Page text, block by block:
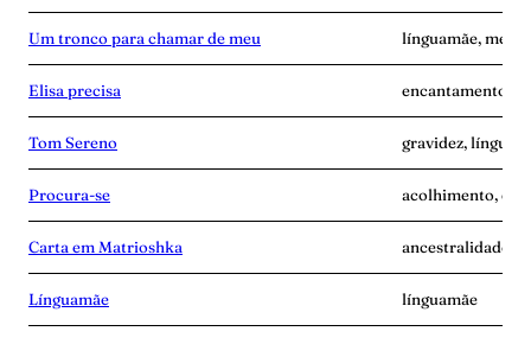
Um tronco para chamar de meu línguamãe,
Elisa precisa encantamento,
Tom Sereno gravidez,
Procura-se acolhimento,
Carta em Matrioshka ancestralidade,
Línguamãe línguamãe